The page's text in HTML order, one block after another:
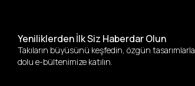
Yeniliklerden İlk Siz Haberdar Olun
Takıların büyüsünü keşfedin, özgün tasarımlarla
dolu e-bültenimize katılın.